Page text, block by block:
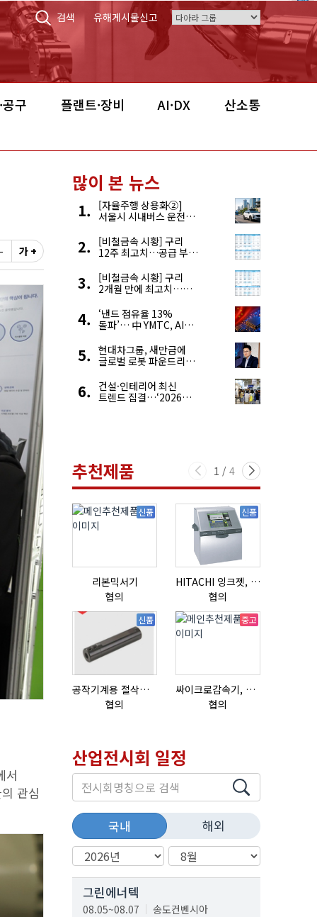
검색 유해게시물신고
구 플랜트·장비 AI·DX 산소통
가 +
서
관심
많이 본 뉴스
[자율주행 상용화②]
서울시 시내버스 운전자
해결한다
[비철금속 시황] 구리
12주 최고치…공급 부족
[비철금속 시황] 구리
2개월 만에 최고치…
우려 확대
‘낸드 점유율 13%
돌파’… 中 YMTC, AI
4위 맹추격
현대차그룹, 새만금에
글로벌 로봇 파운드리
건설·인테리어 최신
트렌드 집결…‘2026
추천제품 1 / 4
신품
리본믹서기
협의
신품
HITACHI 잉크젯, RX2-BD160S
협의
신품
공작기계용 절삭공구, 슬리브(SLEEVE)
협의
중고
싸이크로감속기, 감속기제작
협의
산업전시회 일정
국내 해외
그린에너텍
08.05~08.07 송도컨벤시아